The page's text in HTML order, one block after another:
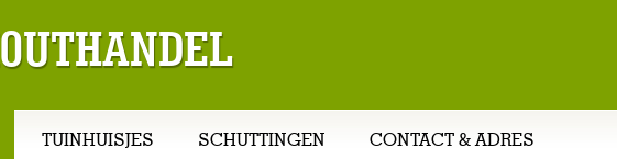
TUINHUISJES SCHUTTINGEN CONTACT & ADRES